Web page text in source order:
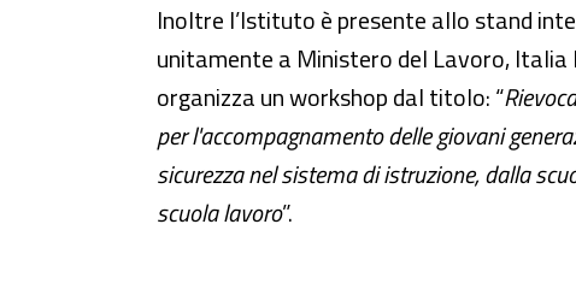
Inoltre l’Istituto è presente allo stand
unitamente a Ministero del Lavoro, Italia
organizza un workshop dal titolo: “
per l'accompagnamento delle giovani
sicurezza nel sistema di istruzione, dalla
scuola lavoro”.